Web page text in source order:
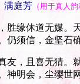
满庭芳（用于真人韵
缘休道无媒。
仍须信，金坚石
，且喜无猜。
神明会，尘缨世